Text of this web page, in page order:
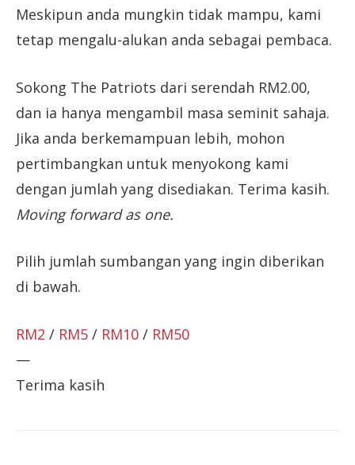
Meskipun anda mungkin tidak mampu, kami
tetap mengalu-alukan anda sebagai pembaca.
Sokong The Patriots dari serendah RM2.00,
dan ia hanya mengambil masa seminit sahaja.
Jika anda berkemampuan lebih, mohon
pertimbangkan untuk menyokong kami
dengan jumlah yang disediakan. Terima kasih.
Moving forward as one.
Pilih jumlah sumbangan yang ingin diberikan
di bawah.
RM2 / RM5 / RM10 / RM50
—
Terima kasih